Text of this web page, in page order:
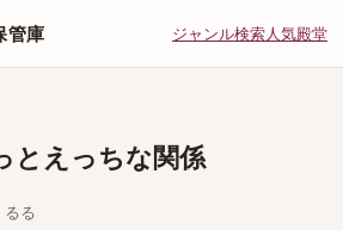
管庫 ジャンル検索人気殿堂
とえっちな関係
る